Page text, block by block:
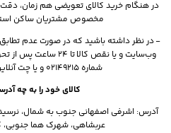
در هنگام خرید کالای تعویضی هم زمان‌،
مخصوص مشتریان ساکن
- در نظر داشته باشید که در صورت عدم
وب‌سایت و یا نقص کالا
شماره 02149215 و یا چت آنلاین اطلاع رسانی فرمایید
کالای خود را به چه
آدرس: اشرفی اصفهانی جنوب به شمال،
عربشاهی، شهرک هما جنوبی،